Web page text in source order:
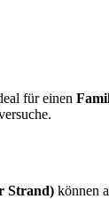
für einen
Strand) können